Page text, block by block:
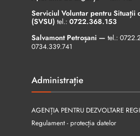
Serviciul Voluntar pentru Situații
(SVSU) tel.: 0722.368.153
Salvamont Petroșani — tel.:
0734.339.741
Administrație
AGENȚIA PENTRU DEZVOLTARE
Regulament - protecția datelor